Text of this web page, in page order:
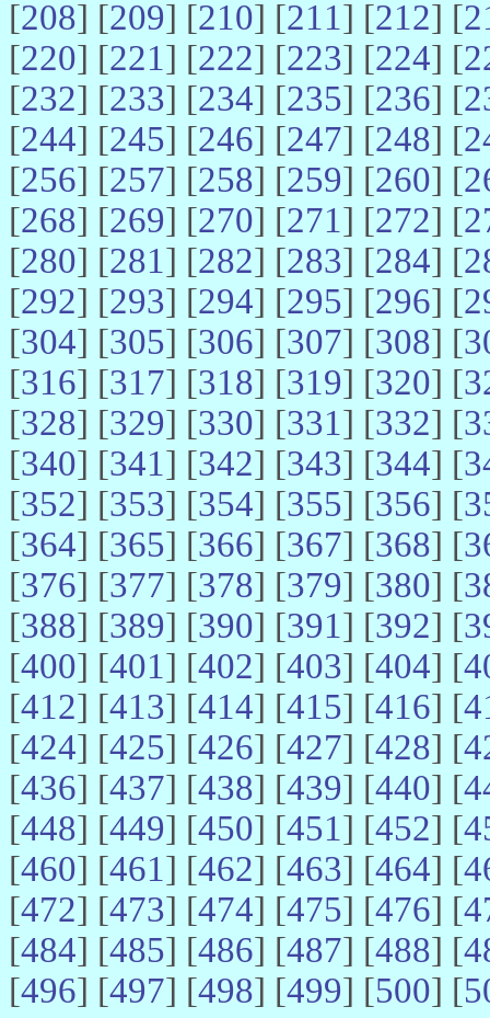
[208] [209] [210] [211] [212] [
[220] [221] [222] [223] [224] [
[232] [233] [234] [235] [236] [
[244] [245] [246] [247] [248] [
[256] [257] [258] [259] [260] [
[268] [269] [270] [271] [272] [
[280] [281] [282] [283] [284] [
[292] [293] [294] [295] [296] [
[304] [305] [306] [307] [308] [
[316] [317] [318] [319] [320] [
[328] [329] [330] [331] [332] [
[340] [341] [342] [343] [344] [
[352] [353] [354] [355] [356] [
[364] [365] [366] [367] [368] [
[376] [377] [378] [379] [380] [
[388] [389] [390] [391] [392] [
[400] [401] [402] [403] [404] [
[412] [413] [414] [415] [416] [
[424] [425] [426] [427] [428] [
[436] [437] [438] [439] [440] [
[448] [449] [450] [451] [452] [
[460] [461] [462] [463] [464] [
[472] [473] [474] [475] [476] [
[484] [485] [486] [487] [488] [
[496] [497] [498] [499] [500] [